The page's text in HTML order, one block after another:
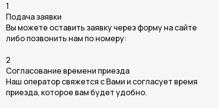
1
Подача заявки
Вы можете оставить заявку через форму на сайте
либо позвонить нам по номеру:
2
Согласование времени приезда
Наш оператор свяжется с Вами и согласует время
приезда, которое вам будет удобно.